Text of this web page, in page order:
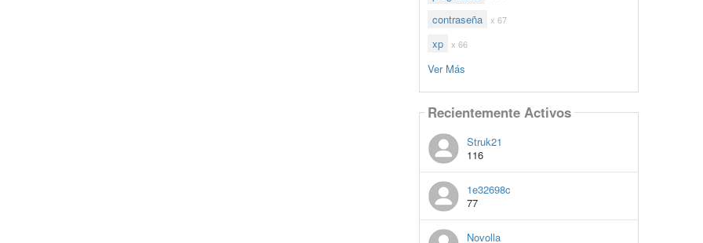
contraseña x 67
xp x 66
Ver Más
Recientemente Activos
Struk21
116
1e32698c
77
Novolla